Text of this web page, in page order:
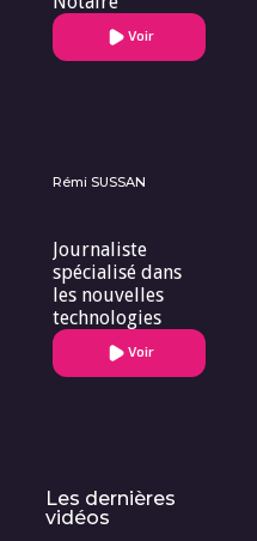
Voir
Rémi SUSSAN
Journaliste
spécialisé dans
les nouvelles
technologies
Voir
Les dernières
vidéos